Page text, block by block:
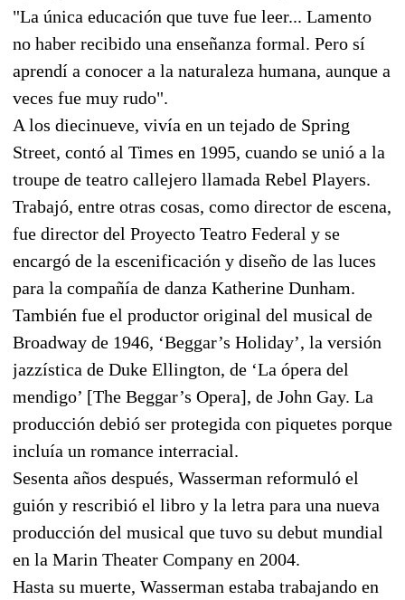
"La única educación que tuve fue leer... Lamento
no haber recibido una enseñanza formal. Pero sí
aprendí a conocer a la naturaleza humana, aunque a
veces fue muy rudo".
A los diecinueve, vivía en un tejado de Spring
Street, contó al Times en 1995, cuando se unió a la
troupe de teatro callejero llamada Rebel Players.
Trabajó, entre otras cosas, como director de escena,
fue director del Proyecto Teatro Federal y se
encargó de la escenificación y diseño de las luces
para la compañía de danza Katherine Dunham.
También fue el productor original del musical de
Broadway de 1946, ‘Beggar’s Holiday’, la versión
jazzística de Duke Ellington, de ‘La ópera del
mendigo’ [The Beggar’s Opera], de John Gay. La
producción debió ser protegida con piquetes porque
incluía un romance interracial.
Sesenta años después, Wasserman reformuló el
guión y rescribió el libro y la letra para una nueva
producción del musical que tuvo su debut mundial
en la Marin Theater Company en 2004.
Hasta su muerte, Wasserman estaba trabajando en